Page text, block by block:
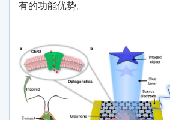
有的功能优势。